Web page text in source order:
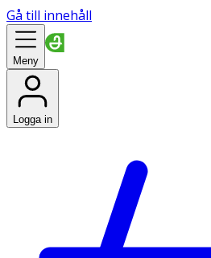
Gå till innehåll
Meny
Logga in